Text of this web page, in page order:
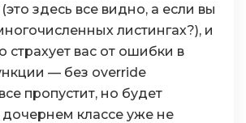
здесь все видно, а если вы
листингах?), и
страхует вас от ошибки в
— без override
пропустит, но будет
дочернем классе уже не